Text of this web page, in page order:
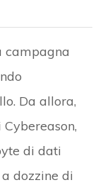
Da allora,
di dati
dozzine di